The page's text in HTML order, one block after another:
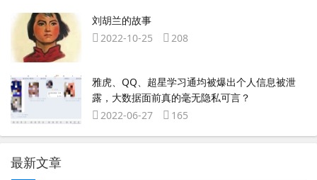
刘胡兰的故事
2022-10-25
208
雅虎、QQ、超星学习通均被爆出个人信息被泄
露，大数据面前真的毫无隐私可言？
2022-06-27
165
最新文章